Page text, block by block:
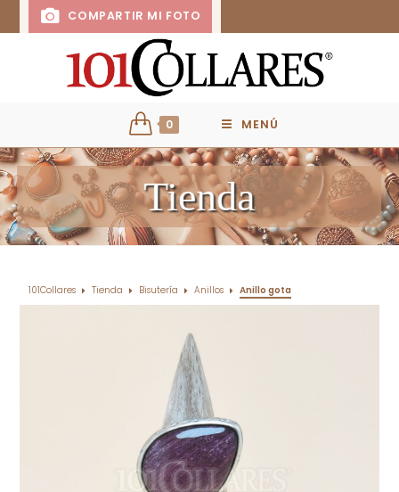
COMPARTIR MI FOTO
0 MENÚ
Tienda
101Collares Tienda Bisutería Anillos Anillo gota